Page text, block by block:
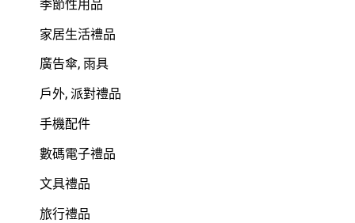
家居生活禮品
廣告傘, 雨具
戶外, 派對禮品
手機配件
數碼電子禮品
文具禮品
旅行禮品